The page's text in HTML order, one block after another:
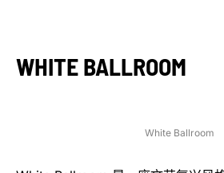
WHITE BALLROOM
White Ballroom